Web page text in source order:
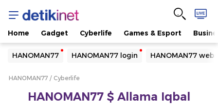
Home Gadget Cyberlife Games & Esport
HANOMAN77 HANOMAN77 login HANOMAN77
Yang sedang ramai dicari
Loading...
Loading...
HANOMAN77 Cyberlife
HANOMAN77 $ Allama Iqbal